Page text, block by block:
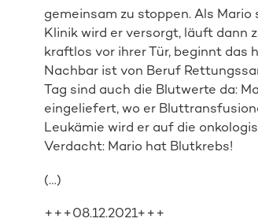
gemeinsam zu stoppen. Als
Klinik wird er versorgt, läuft dann
kraftlos vor ihrer Tür, beginnt das
Nachbar ist von Beruf
Tag sind auch die Blutwerte da:
eingeliefert, wo er
Leukämie wird er auf die
Verdacht: Mario hat Blutkrebs!
(…)
+++08.12.2021+++